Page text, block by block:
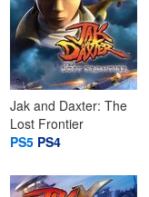
Jak and Daxter: The
Lost Frontier
PS5 PS4